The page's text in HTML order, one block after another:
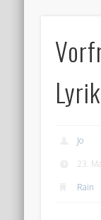
Jo
23.
Rain